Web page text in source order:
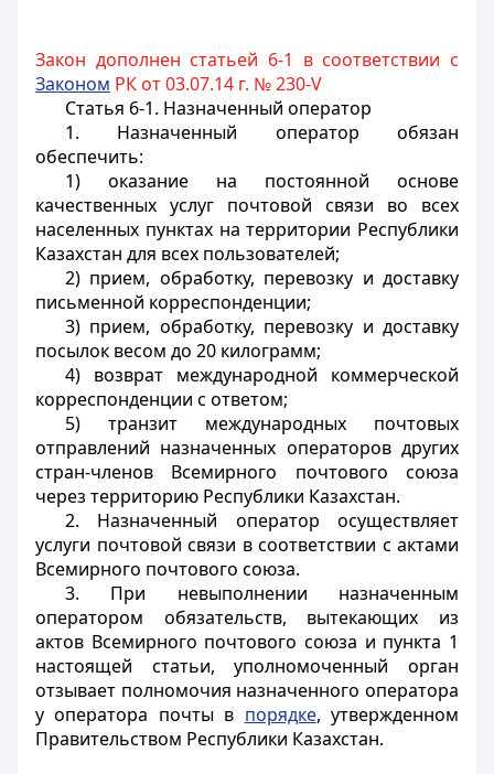
Закон дополнен статьей 6-1 в соответствии с
Законом РК от 03.07.14 г. № 230-V
Статья 6-1. Назначенный оператор
1. Назначенный оператор обязан
обеспечить:
1) оказание на постоянной основе
качественных услуг почтовой связи во всех
населенных пунктах на территории Республики
Казахстан для всех пользователей;
2) прием, обработку, перевозку и доставку
письменной корреспонденции;
3) прием, обработку, перевозку и доставку
посылок весом до 20 килограмм;
4) возврат международной коммерческой
корреспонденции с ответом;
5) транзит международных почтовых
отправлений назначенных операторов других
стран-членов Всемирного почтового союза
через территорию Республики Казахстан.
2. Назначенный оператор осуществляет
услуги почтовой связи в соответствии с актами
Всемирного почтового союза.
3. При невыполнении назначенным
оператором обязательств, вытекающих из
актов Всемирного почтового союза и пункта 1
настоящей статьи, уполномоченный орган
отзывает полномочия назначенного оператора
у оператора почты в порядке, утвержденном
Правительством Республики Казахстан.